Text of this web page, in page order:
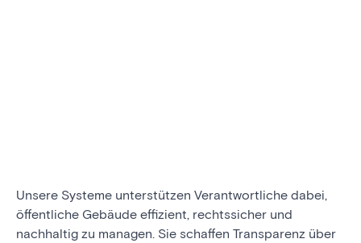
Unsere Systeme unterstützen Verantwortliche dabei,
öffentliche Gebäude effizient, rechtssicher und
nachhaltig zu managen. Sie schaffen Transparenz über